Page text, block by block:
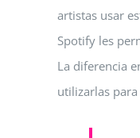
artistas usar
Spotify les
La diferencia
utilizarlas